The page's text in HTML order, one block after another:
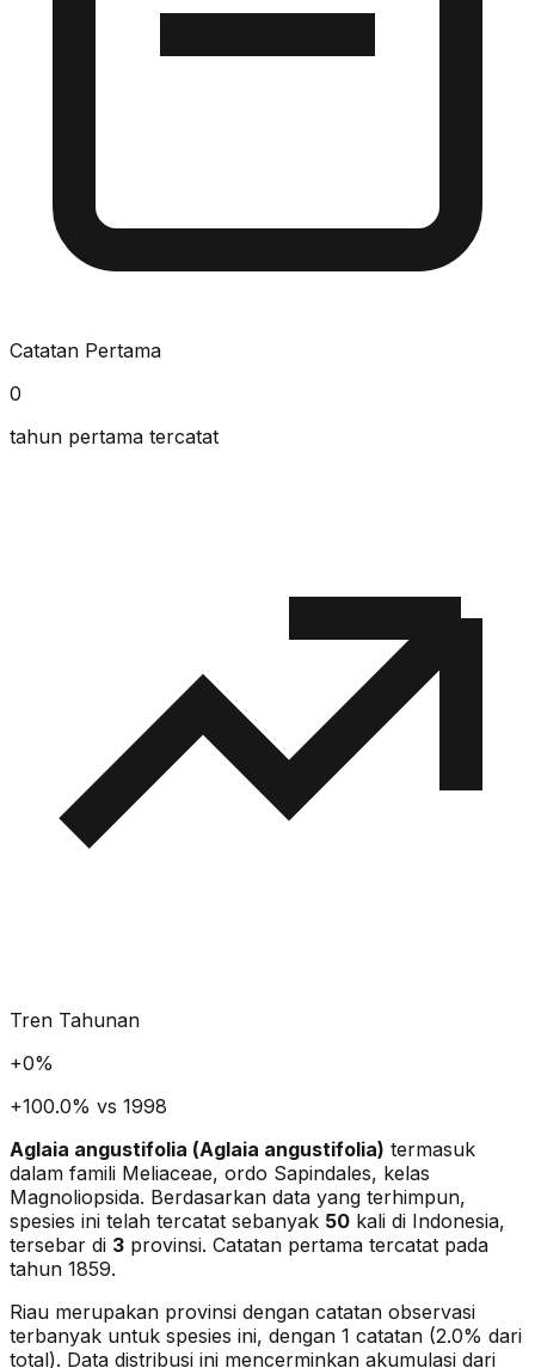
Catatan Pertama
0
tahun pertama tercatat
Tren Tahunan
+0%
+100.0% vs 1998
Aglaia angustifolia (Aglaia angustifolia) termasuk
dalam famili Meliaceae, ordo Sapindales, kelas
Magnoliopsida. Berdasarkan data yang terhimpun,
spesies ini telah tercatat sebanyak 50 kali di Indonesia,
tersebar di 3 provinsi. Catatan pertama tercatat pada
tahun 1859.
Riau merupakan provinsi dengan catatan observasi
terbanyak untuk spesies ini, dengan 1 catatan (2.0% dari
total). Data distribusi ini mencerminkan akumulasi dari